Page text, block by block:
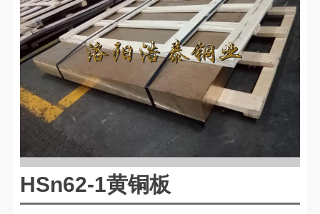
HSn62-1黄铜板